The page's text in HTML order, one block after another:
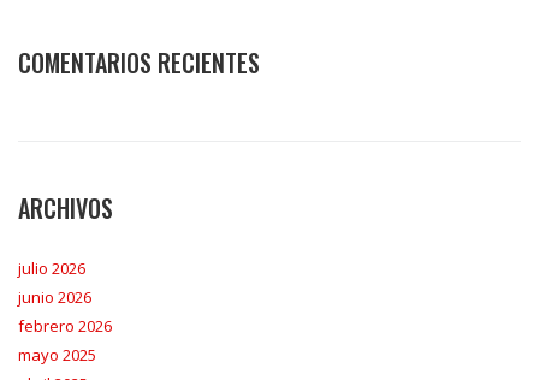
COMENTARIOS RECIENTES
ARCHIVOS
julio 2026
junio 2026
febrero 2026
mayo 2025